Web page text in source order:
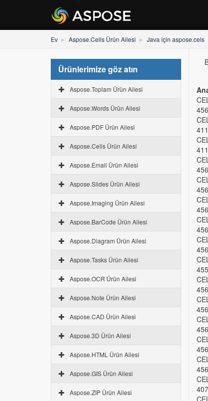
Ev Aspose.Cells Ürün Ailesi Java için aspose.cels
Ürünlerimize göz atın
Aspose.Toplam Ürün Ailesi
Aspose.Words Ürün Ailesi
Aspose.PDF Ürün Ailesi
Aspose.Cells Ürün Ailesi
Aspose.Email Ürün Ailesi
Aspose.Slides Ürün Ailesi
Aspose.Imaging Ürün Ailesi
Aspose.BarCode Ürün Ailesi
Aspose.Diagram Ürün Ailesi
Aspose.Tasks Ürün Ailesi
Aspose.OCR Ürün Ailesi
Aspose.Note Ürün Ailesi
Aspose.CAD Ürün Ailesi
Aspose.3D Ürün Ailesi
Aspose.HTML Ürün Ailesi
Aspose.GIS Ürün Ailesi
Aspose.ZIP Ürün Ailesi